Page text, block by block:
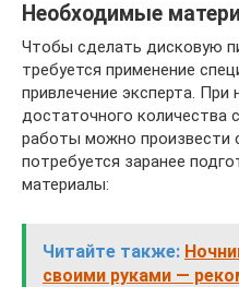
Необходимые
Чтобы сделать дисковую
требуется применение
привлечение эксперта. При
достаточного количества
работы можно произвести
потребуется заранее
материалы:
Читайте также:
своими руками —